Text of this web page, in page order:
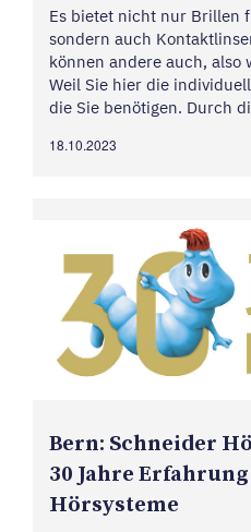
Es bietet nicht nur Brillen
sondern auch
können andere auch, also
Weil Sie hier die
die Sie benötigen. Durch
massgeschneidertes
18.10.2023
Bern: Schneider
30 Jahre
Hörsys­teme